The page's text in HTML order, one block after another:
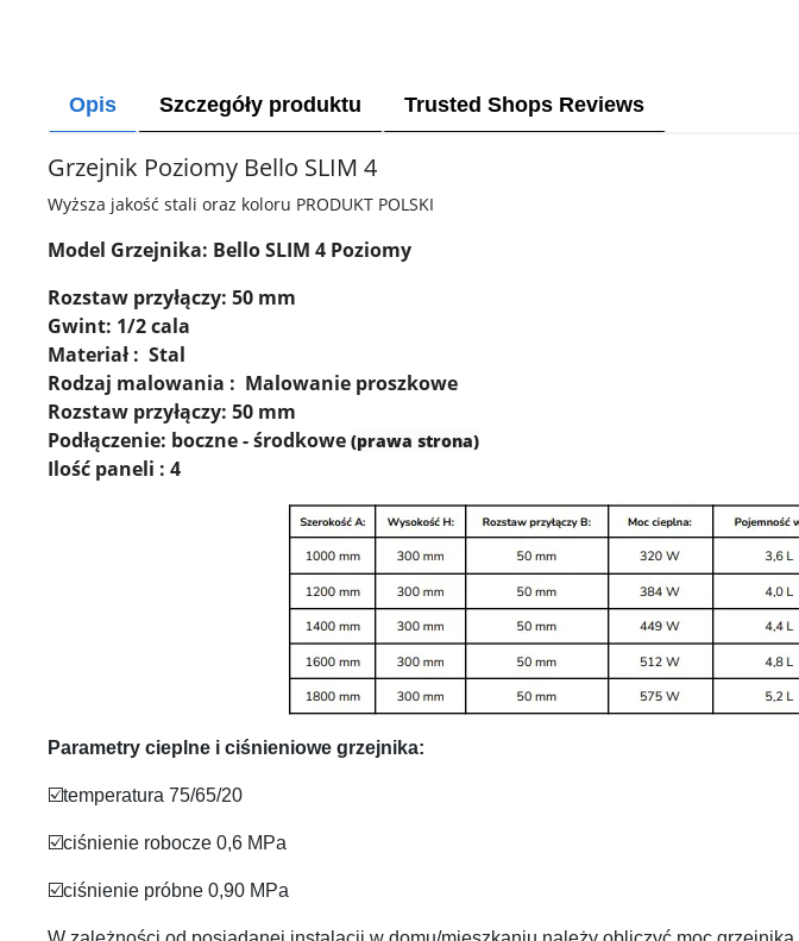
Opis Szczegóły produktu Trusted Shops Reviews
Grzejnik Poziomy Bello SLIM 4
Wyższa jakość stali oraz koloru PRODUKT POLSKI
Model Grzejnika: Bello SLIM 4 Poziomy
Rozstaw przyłączy: 50 mm
Gwint: 1/2 cala
Materiał : Stal
Rodzaj malowania : Malowanie proszkowe
Rozstaw przyłączy: 50 mm
Podłączenie: boczne - środkowe (prawa strona)
Ilość paneli : 4
Parametry cieplne i ciśnieniowe grzejnika:
☑️temperatura 75/65/20
☑️ciśnienie robocze 0,6 MPa
☑️ciśnienie próbne 0,90 MPa